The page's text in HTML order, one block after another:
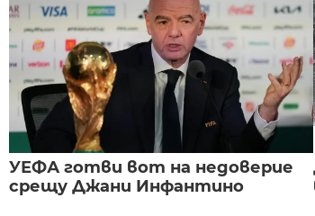
УЕФА готви вот на недоверие
срещу Джани Инфантино